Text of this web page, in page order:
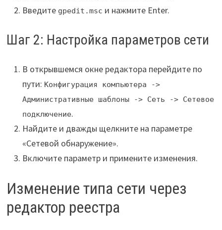
Введите gpedit.msc и нажмите Enter.
Шаг 2: Настройка параметров сети
В открывшемся окне редактора перейдите по
пути: Конфигурация компьютера ->
Административные шаблоны -> Сеть -> Сетевое
подключение.
Найдите и дважды щелкните на параметре
«Сетевой обнаружение».
Включите параметр и примените изменения.
Изменение типа сети через
редактор реестра